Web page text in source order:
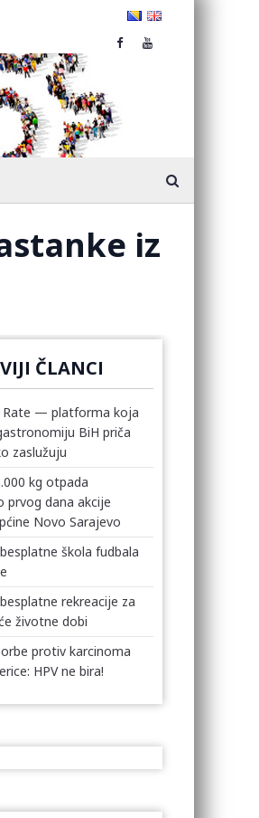
iz
ČLANCI
Rate — platforma koja
BiH priča
zaslužuju
kg otpada
prvog dana akcije
Novo Sarajevo
škola fudbala
rekreacije za
životne dobi
protiv karcinoma
HPV ne bira!